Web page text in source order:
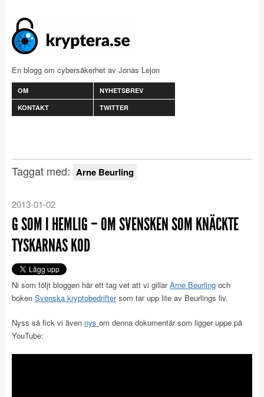
En blogg om cybersäkerhet av Jonas Lejon
OM
NYHETSBREV
KONTAKT
TWITTER
Taggat med: Arne Beurling
2013-01-02
G SOM I HEMLIG – OM SVENSKEN SOM KNÄCKTE
TYSKARNAS KOD
Ni som följt bloggen här ett tag vet att vi gillarArne Beurling och
boken Svenska kryptobedriftersom tar upp lite av Beurlings liv.
Nyss så fick vi även nys om denna dokumentär som ligger uppe på
YouTube: